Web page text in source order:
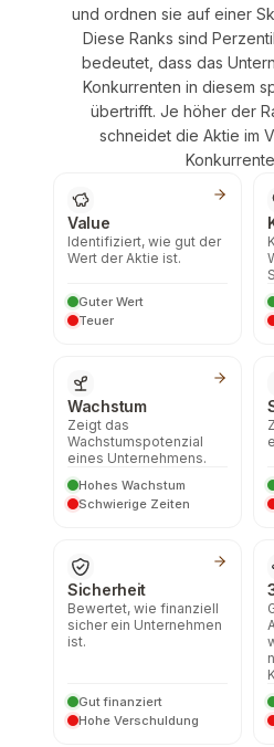
und ordnen sie auf einer
Diese Ranks sind
bedeutet, dass das
Konkurrenten in diesem
übertrifft. Je höher der
schneidet die Aktie im
Value
Identifiziert, wie gut der
Wert der Aktie ist.
Guter Wert
Teuer
Wachstum
Zeigt das
Wachstumspotenzial
eines Unternehmens.
Hohes Wachstum
Schwierige Zeiten
Sicherheit
Bewertet, wie finanziell
sicher ein Unternehmen
ist.
Gut finanziert
Hohe Verschuldung